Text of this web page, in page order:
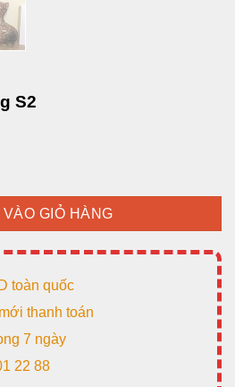
S2
lượng
GIỎ HÀNG
toàn quốc
thanh toán
7 ngày
22 88